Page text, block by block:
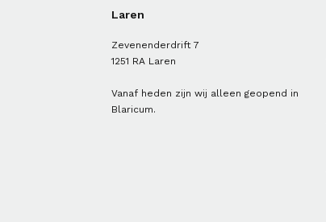
Laren
Zevenenderdrift 7
1251 RA Laren
Vanaf heden zijn wij alleen geopend in
Blaricum.